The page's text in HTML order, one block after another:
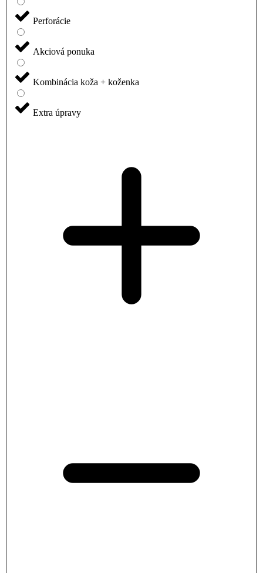
Perforácie
Akciová ponuka
Kombinácia koža + koženka
Extra úpravy